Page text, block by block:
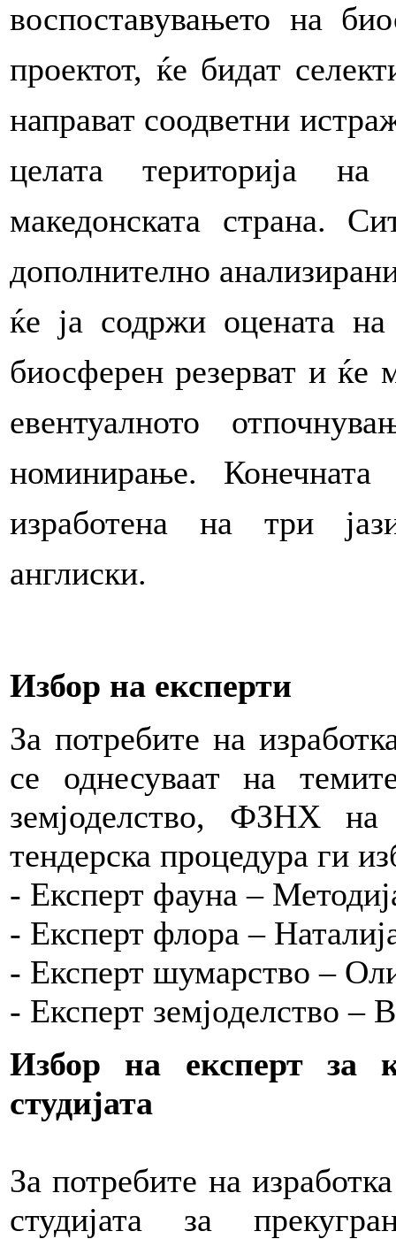
воспоставувањето на
проектот, ќе бидат
направат соодветни
целата територија
македонската страна.
дополнително
ќе ја содржи оцената
биосферен резерват и ќе
евентуалното
номинирање.
изработена на три
англиски.
Избор на експерти
За потребите на
се однесуваат на
земјоделство, ФЗНХ
тендерска процедура ги
- Експерт фауна –
- Експерт флора –
- Експерт шумарство –
- Експерт земјоделство –
Избор на експерт за
студијата
За потребите на
студијата за